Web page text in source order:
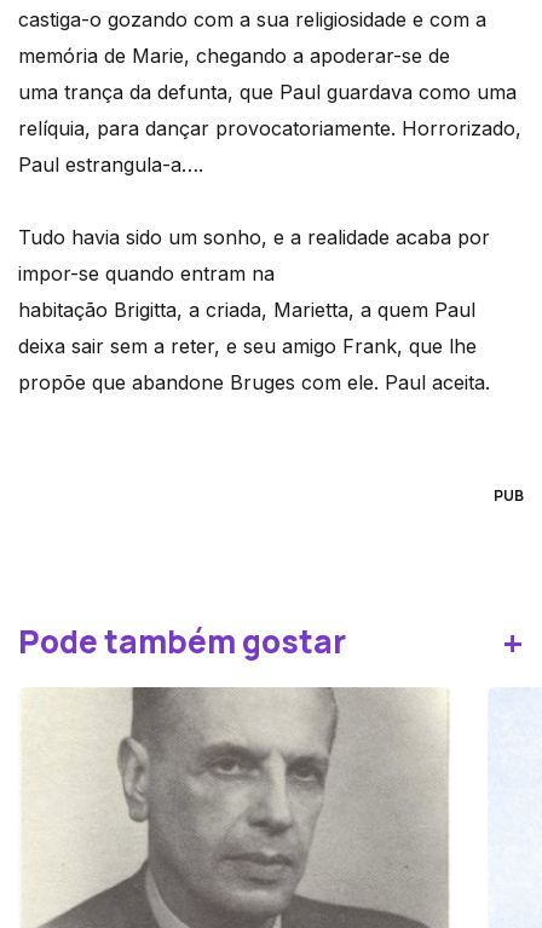
castiga-o gozando com a sua religiosidade e com a
memória de Marie, chegando a apoderar-se de
uma trança da defunta, que Paul guardava como uma
relíquia, para dançar provocatoriamente. Horrorizado,
Paul estrangula-a….
Tudo havia sido um sonho, e a realidade acaba por
impor-se quando entram na
habitação Brigitta, a criada, Marietta, a quem Paul
deixa sair sem a reter, e seu amigo Frank, que lhe
propõe que abandone Bruges com ele. Paul aceita.
PUB
Pode também gostar +